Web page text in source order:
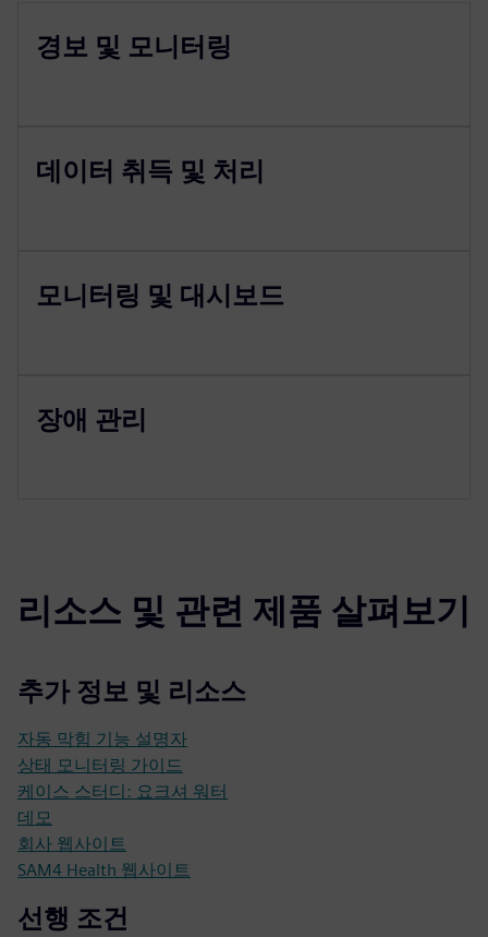
경보 및 모니터링
데이터 취득 및 처리
모니터링 및 대시보드
장애 관리
리소스 및 관련 제품 살펴보기
추가 정보 및 리소스
자동 막힘 기능 설명자
상태 모니터링 가이드
케이스 스터디: 요크셔 워터
데모
회사 웹사이트
SAM4 Health 웹사이트
선행 조건